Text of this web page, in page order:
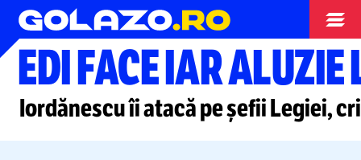
Campionate
EDI FACE IAR
Iordănescu îi atacă pe șefii Legiei,